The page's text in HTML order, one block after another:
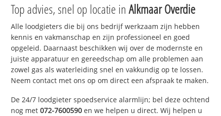
Top advies, snel op locatie inAlkmaar Overdie
Alle loodgieters die bij ons bedrijf werkzaam zijn hebben
kennis en vakmanschap en zijn professioneel en goed
opgeleid. Daarnaast beschikken wij over de modernste en
juiste apparatuur en gereedschap om alle problemen aan
zowel gas als waterleiding snel en vakkundig op te lossen.
Neem contact met ons op om direct een afspraak te maken.
De 24/7 loodgieter spoedservice alarmlijn; bel deze ochtend
nog met072-7600590 en we helpen u direct. Wij helpen u